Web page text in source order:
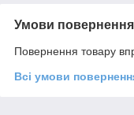
Умови повернення
Повернення товару
Всі умови